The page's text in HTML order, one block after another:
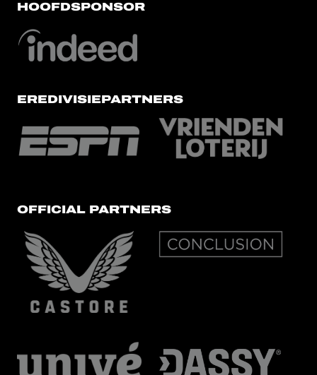
HOOFDSPONSOR
EREDIVISIEPARTNERS
OFFICIAL PARTNERS